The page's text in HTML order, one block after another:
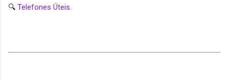
🔍 Telefones Úteis.